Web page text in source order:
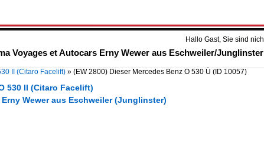
Hallo Gast, Sie sind
Voyages et Autocars Erny Wewer aus Eschweiler/
II (Citaro Facelift) » (EW 2800) Dieser Mercedes Benz O 530 Ü (ID 10057)
530 II (Citaro Facelift)
Wewer aus Eschweiler (Junglinster)